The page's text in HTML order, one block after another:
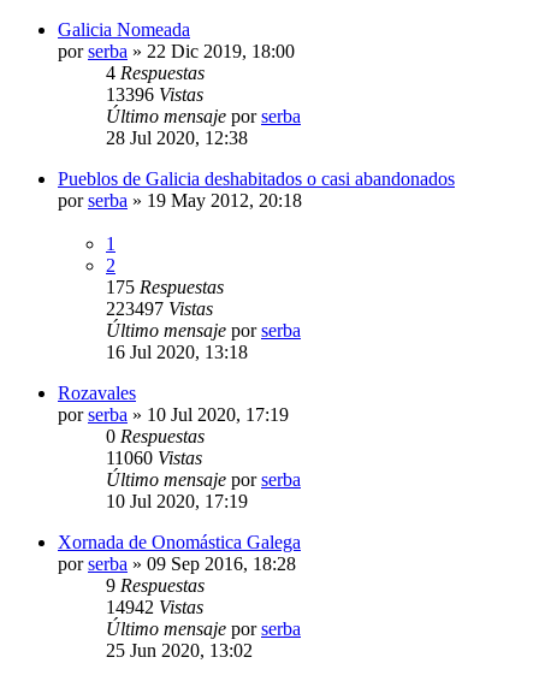
Galicia Nomeada
porserba » 22 Dic 2019, 18:00
4 Respuestas
13396 Vistas
Último mensaje porserba
28 Jul 2020, 12:38
Pueblos de Galicia deshabitados o casi abandonados
porserba » 19 May 2012, 20:18
1
2
175 Respuestas
223497 Vistas
Último mensaje porserba
16 Jul 2020, 13:18
Rozavales
porserba » 10 Jul 2020, 17:19
0 Respuestas
11060 Vistas
Último mensaje porserba
10 Jul 2020, 17:19
Xornada de Onomástica Galega
porserba » 09 Sep 2016, 18:28
9 Respuestas
14942 Vistas
Último mensaje porserba
25 Jun 2020, 13:02